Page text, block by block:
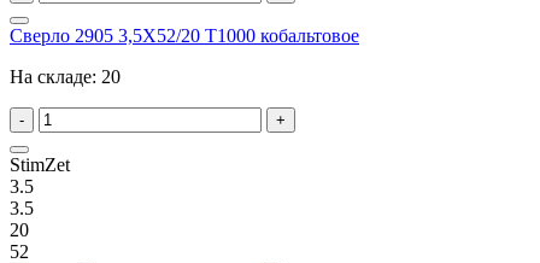
Сверло 2905 3,5X52/20 T1000 кобальтовое
На складе: 20
- +
StimZet
3.5
3.5
20
52